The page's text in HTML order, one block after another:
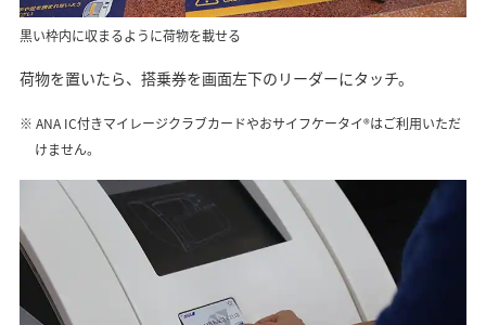
黒い枠内に収まるように荷物を載せる
荷物を置いたら、搭乗券を画面左下のリーダーにタッチ。
ANA IC付きマイレージクラブカードやおサイフケータイ®はご利用いただ
けません。